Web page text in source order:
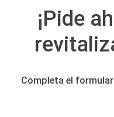
¡Pide
Completa el